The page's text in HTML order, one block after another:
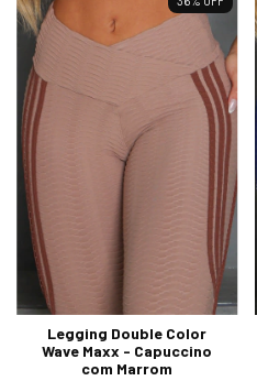
Legging Double Color
Wave Maxx - Capuccino
com Marrom